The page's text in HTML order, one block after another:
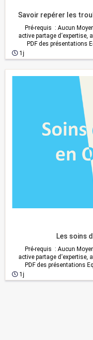
Savoir repérer les
Pré-requis : Aucun
active partage d‘expertise,
PDF des présentations
1j
Les soins
Pré-requis : Aucun
active partage d‘expertise,
PDF des présentations
1j